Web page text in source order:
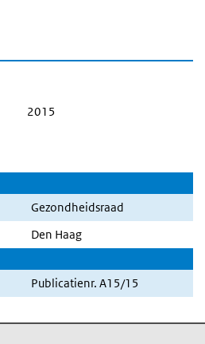
Gezondheidsraad
Den Haag
Publicatienr. A15/15
2015